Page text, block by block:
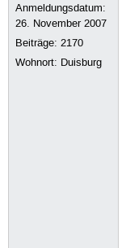
Anmeldungsdatum:
26. November 2007
Beiträge:2170
Wohnort: Duisburg